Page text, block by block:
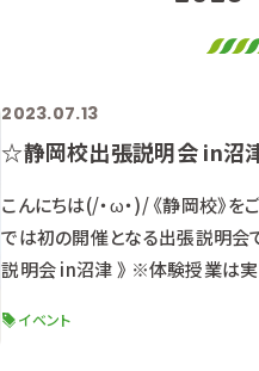
2023.07.13
☆静岡校出張説明会 in沼
こんにちは(/・ω・)/ 《静岡校》
では初の開催となる出張説明会
説明会 in沼津 》 ※体験授業は
～１２：３０（受付 １０：１０～） ②
イベント